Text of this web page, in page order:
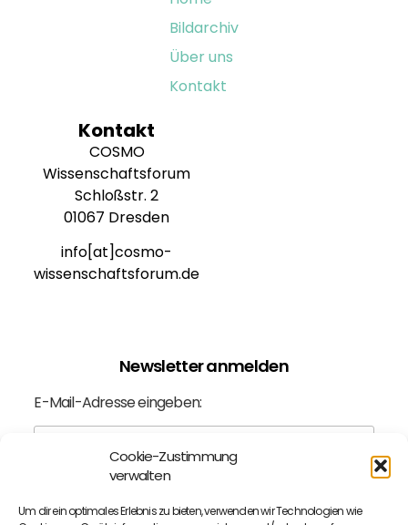
Cookie-Zustimmung
verwalten
Um dir ein optimales Erlebnis zu bieten, verwenden wir Technologien wie
Bildarchiv
Über uns
Kontakt
Kontakt
COSMO
Wissenschaftsforum
Schloßstr. 2
01067 Dresden
info[at]cosmo-
wissenschaftsforum.de
Newsletter anmelden
E-Mail-Adresse eingeben:
Ich bin mit derDatenschutzerklärung
einverstanden.